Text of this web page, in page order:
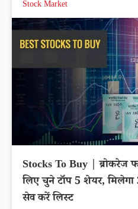
Stock Market
Stocks To Buy | ब्रोकरेज
लिए चुने टॉप 5 शेयर, मिलेगा
सेव करें लिस्ट